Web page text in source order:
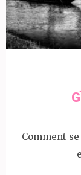
Comment